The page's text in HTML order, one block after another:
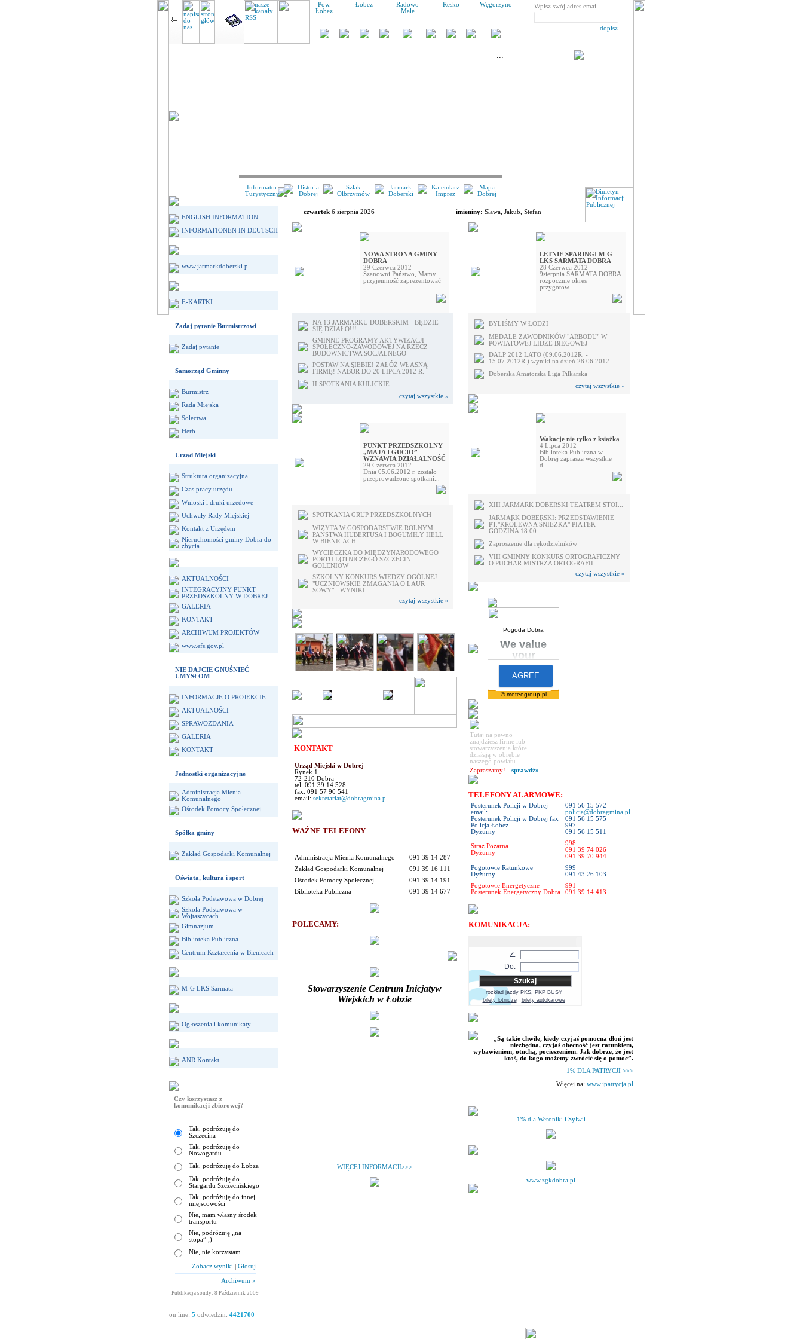
Pow.
Łobez
Łobez
Radowo
Małe
Resko Węgorzyno Wpisz swój adres email.
dopisz
Informator
Turystyczny
Historia
Dobrej
Szlak
Olbrzymów
Jarmark
Doberski
Kalendarz
Imprez
Mapa
Dobrej
ENGLISH INFORMATION
INFORMATIONEN IN DEUTSCH
www.jarmarkdoberski.pl
E-KARTKI
Zadaj pytanie Burmistrzowi
Zadaj pytanie
Samorząd Gminny
Burmistrz
Rada Miejska
Sołectwa
Herb
Urząd Miejski
Struktura organizacyjna
Czas pracy urzędu
Wnioski i druki urzedowe
Uchwały Rady Miejskiej
Kontakt z Urzędem
Nieruchomości gminy Dobra do
zbycia
AKTUALNOŚCI
INTEGRACYJNY PUNKT
PRZEDSZKOLNY W DOBREJ
GALERIA
KONTAKT
ARCHIWUM PROJEKTÓW
www.efs.gov.pl
NIE DAJCIE GNUŚNIEĆ
UMYSŁOM
INFORMACJE O PROJEKCIE
AKTUALNOŚCI
SPRAWOZDANIA
GALERIA
KONTAKT
Jednostki organizacyjne
Administracja Mienia
Komunalnego
Ośrodek Pomocy Społecznej
Spółka gminy
Zakład Gospodarki Komunalnej
Oświata, kultura i sport
Szkoła Podstawowa w Dobrej
Szkoła Podstawowa w
Wojtaszycach
Gimnazjum
Biblioteka Publiczna
Centrum Kształcenia w Bienicach
M-G LKS Sarmata
Ogłoszenia i komunikaty
ANR Kontakt
Czy korzystasz z
komunikacji zbiorowej?
Tak, podróżuję do
Szczecina
Tak, podróżuję do
Nowogardu
Tak, podróżuję do Łobza
Tak, podróżuję do
Stargardu Szczecińskiego
Tak, podróżuję do innej
miejscowości
Nie, mam własny środek
transportu
Nie, podróżuję „na
stopa” ;)
Nie, nie korzystam
Zobacz wyniki Głosuj
Archiwum »
Publikacja sondy: 8 Październik 2009
czwartek 6 sierpnia 2026 imieniny: Sława, Jakub, Stefan
NOWA STRONA GMINY
DOBRA
29 Czerwca 2012
Szanowni Państwo, Mamy
przyjemność zaprezentować
NA 13 JARMARKU DOBERSKIM - BĘDZIE
SIĘ DZIAŁO!!!
GMINNE PROGRAMY AKTYWIZACJI
SPOŁECZNO-ZAWODOWEJ NA RZECZ
BUDOWNICTWA SOCJALNEGO
POSTAW NA SIEBIE! ZAŁÓŻ WŁASNĄ
FIRMĘ! NABÓR DO 20 LIPCA 2012 R.
II SPOTKANIA KULICKIE
czytaj wszystkie »
PUNKT PRZEDSZKOLNY
„MAJA I GUCIO”
WZNAWIA DZIAŁALNOŚĆ
29 Czerwca 2012
Dnia 05.06.2012 r. zostało
przeprowadzone spotkani...
SPOTKANIA GRUP PRZEDSZKOLNYCH
WIZYTA W GOSPODARSTWIE ROLNYM
PAŃSTWA HUBERTUSA I BOGUMIŁY HELL
W BIENICACH
WYCIECZKA DO MIĘDZYNARODOWEGO
PORTU LOTNICZEGO SZCZECIN-
GOLENIÓW
SZKOLNY KONKURS WIEDZY OGÓLNEJ
"UCZNIOWSKIE ZMAGANIA O LAUR
SOWY" - WYNIKI
czytaj wszystkie »
KONTAKT
Urząd Miejski w Dobrej
Rynek 1
72-210 Dobra
tel. 091 39 14 528
fax. 091 57 90 541
email: sekretariat@dobragmina.pl
WAŻNE TELEFONY
Administracja Mienia Komunalnego
091 39 14 287
Zakład Gospodarki Komunalnej
091 39 16 111
Ośrodek Pomocy Społecznej
091 39 14 191
Biblioteka Publiczna
091 39 14 677
POLECAMY:
Stowarzyszenie Centrum Inicjatyw
Wiejskich w Łobzie
WIĘCEJ INFORMACJI>>>
LETNIE SPARINGI M-G
LKS SARMATA DOBRA
28 Czerwca 2012
9sierpnia SARMATA DOBRA
rozpocznie okres
przygotow...
BYLIŚMY W ŁODZI
MEDALE ZAWODNIKÓW "ARBODU" W
POWIATOWEJ LIDZE BIEGOWEJ
DALP 2012 LATO (09.06.2012R. -
15.07.2012R.) wyniki na dzień 28.06.2012
Doberska Amatorska Liga Piłkarska
czytaj wszystkie »
Wakacje nie tylko z książką
4 Lipca 2012
Biblioteka Publiczna w
Dobrej zaprasza wszystkie
d...
XIII JARMARK DOBERSKI TEATREM STOI...
JARMARK DOBERSKI: PRZEDSTAWIENIE
PT."KRÓLEWNA ŚNIEŻKA" PIĄTEK
GODZINA 18.00
Zaproszenie dla rękodzielników
VIII GMINNY KONKURS ORTOGRAFICZNY
O PUCHAR MISTRZA ORTOGRAFII
czytaj wszystkie »
Pogoda Dobra
© meteogroup.pl
Tutaj na pewno
znajdziesz firmę lub
stowarzyszenia które
działają w obrębie
naszego powiatu.
Zapraszamy!
sprawdź»
TELEFONY ALARMOWE:
Posterunek Policji w Dobrej
email:
Posterunek Policji w Dobrej fax
Policja Łobez
Dyżurny
091 56 15 572
policja@dobragmina.pl
091 56 15 575
997
091 56 15 511
Straż Pożarna
Dyżurny
998
091 39 74 026
091 39 70 944
Pogotowie Ratunkowe
Dyżurny
999
091 43 26 103
Pogotowie Energetyczne
Posterunek Energetyczny Dobra
991
091 39 14 413
KOMUNIKACJA:
Z:
Do:
rozkład jazdy PKS, PKP BUSY
bilety lotnicze
bilety autokarowe
„Są takie chwile, kiedy czyjaś pomocna dłoń jest
niezbędna, czyjaś obecność jest ratunkiem,
wybawieniem, otuchą, pocieszeniem. Jak dobrze, że jest
ktoś, do kogo możemy zwrócić się o pomoc”.
1% DLA PATRYCJI >>>
Więcej na: www.jpatrycja.pl
1% dla Weroniki i Sylwii
www.zgkdobra.pl
on line: 5 odwiedzin: 4421700